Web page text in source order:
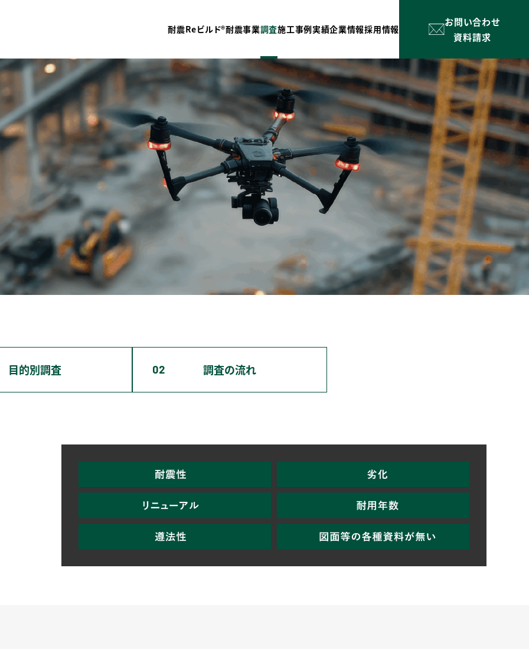
耐震Reビルド®耐震事業調査施工事例実績企業情報採用情報
お問い合わせ
資料請求
目的別調査 02 調査の流れ